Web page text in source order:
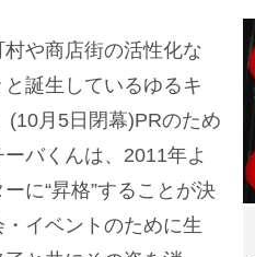
や商店街の活性化な
誕生しているゆるキ
(10月5日閉幕)PRのため
バくんは、2011年よ
に“昇格”することが決
イベントのために生